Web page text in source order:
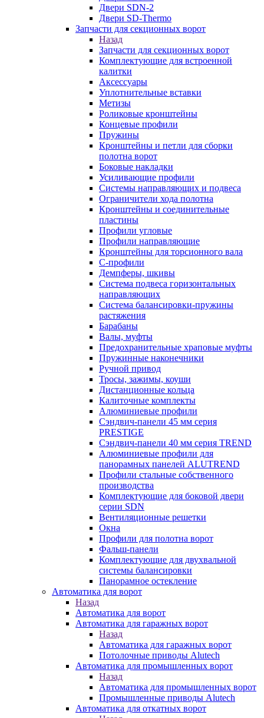
Двери SDN-2
Двери SD-Thermo
Запчасти для секционных ворот
Назад
Запчасти для секционных ворот
Комплектующие для встроенной
калитки
Аксессуары
Уплотнительные вставки
Метизы
Роликовые кронштейны
Концевые профили
Пружины
Кронштейны и петли для сборки
полотна ворот
Боковые накладки
Усиливающие профили
Системы направляющих и подвеса
Ограничители хода полотна
Кронштейны и соединительные
пластины
Профили угловые
Профили направляющие
Кронштейны для торсионного вала
С-профили
Демпферы, шкивы
Система подвеса горизонтальных
направляющих
Система балансировки-пружины
растяжения
Барабаны
Валы, муфты
Предохранительные храповые муфты
Пружинные наконечники
Ручной привод
Тросы, зажимы, коуши
Дистанционные кольца
Калиточные комплекты
Алюминиевые профили
Сэндвич-панели 45 мм серия
PRESTIGE
Сэндвич-панели 40 мм серия TREND
Алюминиевые профили для
панорамных панелей ALUTREND
Профили стальные собственного
производства
Комплектующие для боковой двери
серии SDN
Вентиляционные решетки
Окна
Профили для полотна ворот
Фальш-панели
Комплектующие для двухвальной
системы балансировки
Панорамное остекление
Автоматика для ворот
Назад
Автоматика для ворот
Автоматика для гаражных ворот
Назад
Автоматика для гаражных ворот
Потолочные приводы Alutech
Автоматика для промышленных ворот
Назад
Автоматика для промышленных ворот
Промышленные приводы Alutech
Автоматика для откатных ворот